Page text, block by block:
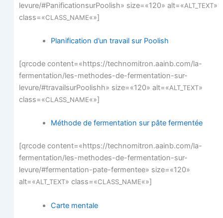
levure/#PanificationsurPoolish» size=«120» alt=«ALT_TEXT»
class=«CLASS_NAME«»]
Pla­ni­fi­ca­tion d’un tra­vail sur Poolish
[qrcode content=«https://technomitron.aainb.com/la-
fermentation/les-methodes-de-fermentation-sur-
levure/#travailsurPoolishh» size=«120» alt=«ALT_TEXT»
class=«CLASS_NAME«»]
Méthode de fer­men­ta­tion sur pâte fermentée
[qrcode content=«https://technomitron.aainb.com/la-
fermentation/les-methodes-de-fermentation-sur-
levure/#fermentation-pate-fermentee» size=«120»
alt=«ALT_TEXT» class=«CLASS_NAME«»]
Carte men­tale